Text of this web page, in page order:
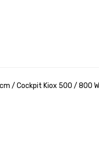
cm / Cockpit Kiox 500 / 800